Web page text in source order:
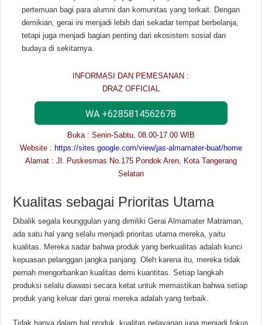
pertemuan bagi para alumni dan komunitas yang terkait. Dengan
demikian, gerai ini menjadi lebih dari sekadar tempat berbelanja,
tetapi juga menjadi bagian penting dari ekosistem sosial dan
budaya di sekitarnya.
INFORMASI DAN PEMESANAN :
DRAZ OFFICIAL
WA +6285814562678
Buka : Senin-Sabtu, 08.00-17.00 WIB
Website : https://sites.google.com/view/jas-almamater-buat/home
Alamat : Jl. Puskesmas No.175 Pondok Aren, Kota Tangerang
Selatan
Kualitas sebagai Prioritas Utama
Dibalik segala keunggulan yang dimiliki Gerai Almamater Matraman,
ada satu hal yang selalu menjadi prioritas utama mereka, yaitu
kualitas. Mereka sadar bahwa produk yang berkualitas adalah kunci
kepuasan pelanggan jangka panjang. Oleh karena itu, mereka tidak
pernah mengorbankan kualitas demi kuantitas. Setiap langkah
produksi selalu diawasi secara ketat untuk memastikan bahwa setiap
produk yang keluar dari gerai mereka adalah yang terbaik.
Tidak hanya dalam hal produk, kualitas pelayanan juga menjadi fokus